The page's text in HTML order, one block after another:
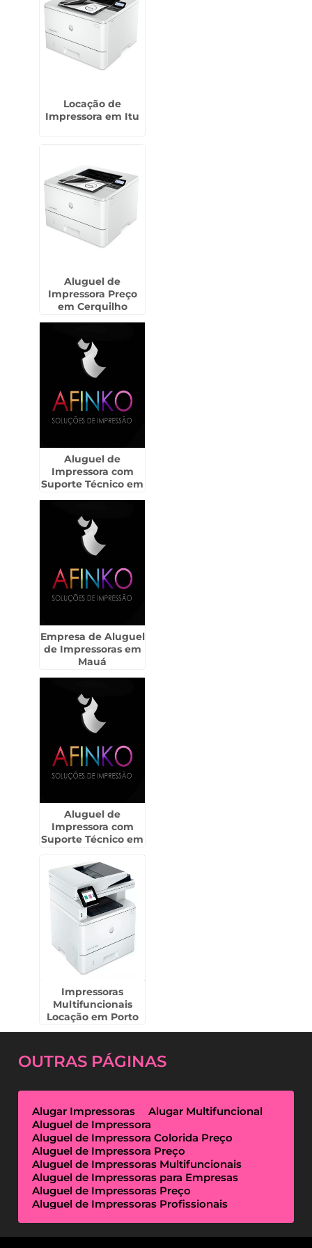
Locação de
Impressora em Itu
Aluguel de
Impressora Preço
em Cerquilho
Aluguel de
Impressora com
Suporte Técnico em
Empresa de Aluguel
de Impressoras em
Mauá
Aluguel de
Impressora com
Suporte Técnico em
Impressoras
Multifuncionais
Locação em Porto
Ferreira
OUTRAS PÁGINAS
Alugar Impressoras
Alugar Multifuncional
Aluguel de Impressora
Aluguel de Impressora Colorida Preço
Aluguel de Impressora Preço
Aluguel de Impressoras Multifuncionais
Aluguel de Impressoras para Empresas
Aluguel de Impressoras Preço
Aluguel de Impressoras Profissionais